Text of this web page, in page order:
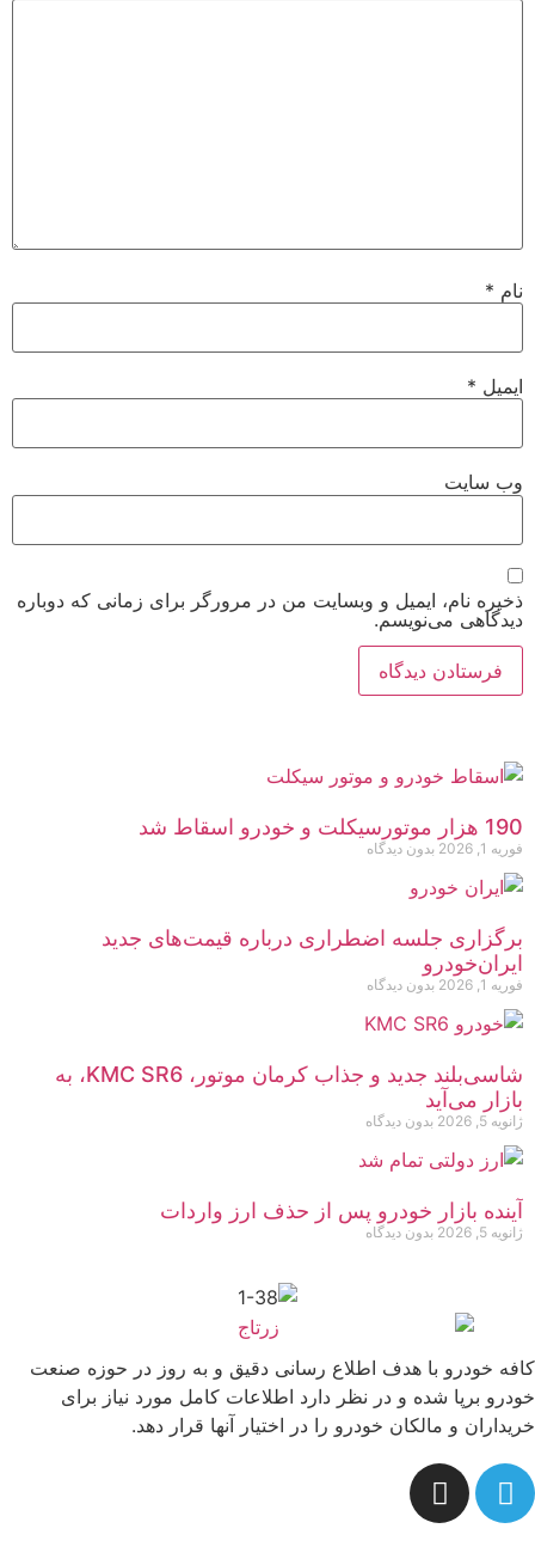
نام *
ایمیل *
وب‌ سایت
ذخیره نام، ایمیل و وبسایت من در مرورگر برای زمانی که دوباره
دیدگاهی می‌نویسم.
190 هزار موتورسیکلت و خودرو اسقاط شد
فوریه 1, 2026 بدون دیدگاه
برگزاری جلسه اضطراری درباره قیمت‌های جدید
ایران‌خودرو
فوریه 1, 2026 بدون دیدگاه
شاسی‌بلند جدید و جذاب کرمان موتور، KMC SR6، به
بازار می‌آید
ژانویه 5, 2026 بدون دیدگاه
آینده بازار خودرو پس از حذف ارز واردات
ژانویه 5, 2026 بدون دیدگاه
کافه خودرو با هدف اطلاع رسانی دقیق و به روز در حوزه صنعت
خودرو برپا شده و در نظر دارد اطلاعات کامل مورد نیاز برای
خریداران و مالکان خودرو را در اختیار آنها قرار دهد.